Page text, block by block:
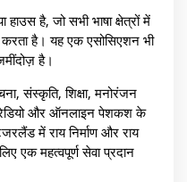
है, जो सभी भाषा क्षेत्रों में
करता है। यह एक एसोसिएशन भी
है।
संस्कृति, शिक्षा, मनोरंजन
और ऑनलाइन पेशकश के
में राय निर्माण और राय
एक महत्वपूर्ण सेवा प्रदान